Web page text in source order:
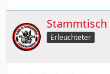
Stammtisch
Erleuchteter